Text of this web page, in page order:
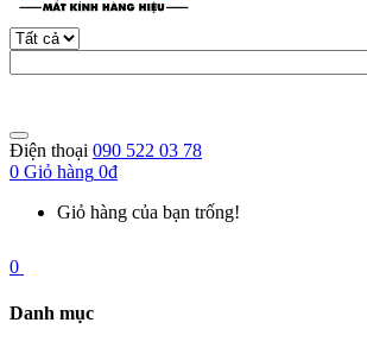
Điện thoại 090 522 03 78
0 Giỏ hàng 0đ
Giỏ hàng của bạn trống!
0
Danh mục